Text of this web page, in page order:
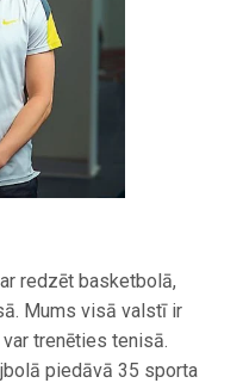
redzēt basketbolā,
Mums visā valstī ir
trenēties tenisā.
piedāvā 35 sporta